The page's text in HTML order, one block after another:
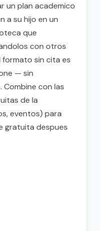
un plan academico
a su hijo en un
que
con otros
formato sin cita es
— sin
con las
de la
eventos) para
gratuita despues